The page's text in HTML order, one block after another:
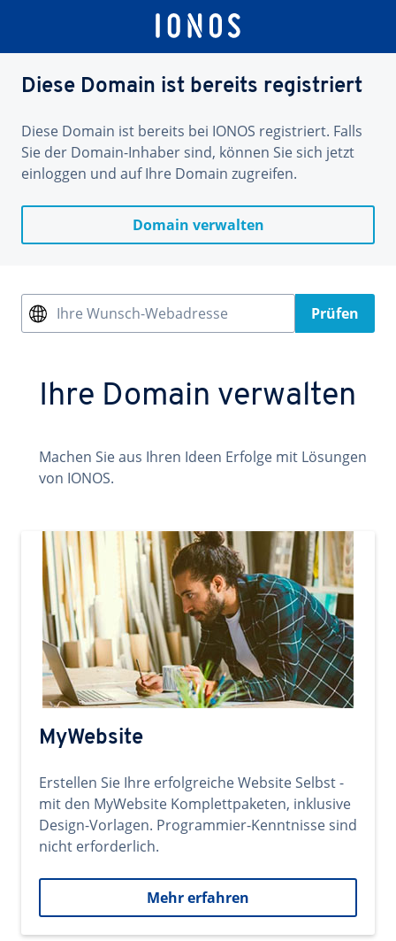
Diese Domain ist bereits registriert
Diese Domain ist bereits bei IONOS registriert. Falls
Sie der Domain-Inhaber sind, können Sie sich jetzt
einloggen und auf Ihre Domain zugreifen.
Domain verwalten
Ihre Wunsch-Webadresse Prüfen
Ihre Domain verwalten
Machen Sie aus Ihren Ideen Erfolge mit Lösungen
von IONOS.
MyWebsite
Erstellen Sie Ihre erfolgreiche Website Selbst -
mit den MyWebsite Komplettpaketen, inklusive
Design-Vorlagen. Programmier-Kenntnisse sind
nicht erforderlich.
Mehr erfahren